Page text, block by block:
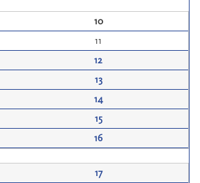
10
11
12
13
14
15
16
17